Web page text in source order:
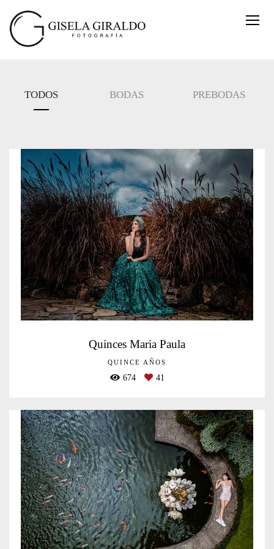
TODOS BODAS PREBODAS
Quinces Maria Paula
QUINCE AÑOS
674 41